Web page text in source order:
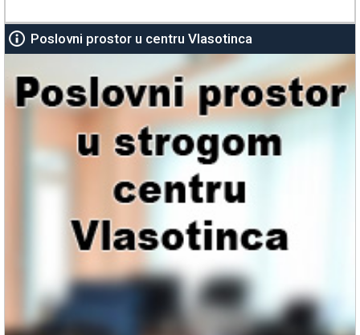
Poslovni prostor u centru Vlasotinca